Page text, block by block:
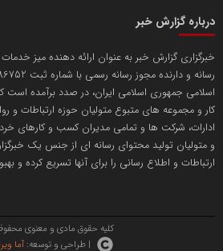
پایگاه اطلاع رسانی دریا و نفت
تریبون
انتشار گسترده محتوا در رسانه گزارش خبر
محمدعلی کرمعلی
درباره گزارش خبر
خبرگزاری گزارش خبر به عنوان ارائه دهنده میز خدمات
اسلامی جمهوری اسلامی ایران، در صدد برآمده است
کار و مجموعه های متبوع متولیان حوزه ارتباطات و
ادارات، شرکت ها و تمامی مدیران کسب و کارهای
و متولیان تولید محتوای رسانه ای از جنس یک
ارتباطات و اطلاع رسانی را برای آنها تسریع کرده و
کلیه حقوق مادی و معنوی
| طراحی و توسعه: آما